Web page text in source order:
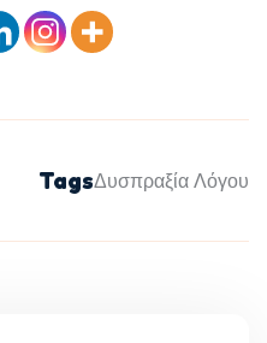
TagsΔυσπραξία Λόγου